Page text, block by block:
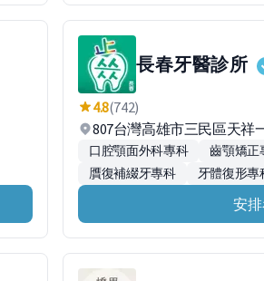
長春牙醫診所
4.8(742)
807台灣高雄市三民區天祥
口腔顎面外科專科 齒顎矯正
贋復補綴牙專科
牙體復形專
安